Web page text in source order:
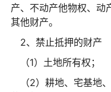
产、不动产他物权、动
其他财产。
2、禁止抵押的财产
（1）土地所有权；
（2）耕地、宅基地